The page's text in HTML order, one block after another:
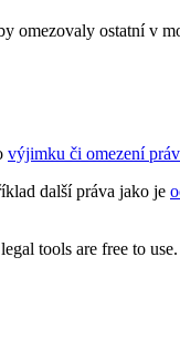
omezovaly ostatní v
výjimku či omezení
další práva jako je
tools are free to use.